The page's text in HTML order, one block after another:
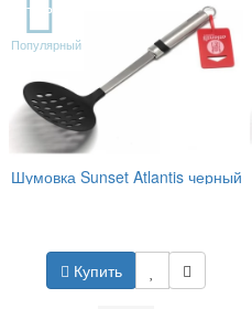
TOP
Популярный
Шумовка Sunset Atlantis черный
Купить